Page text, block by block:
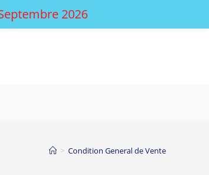
> Condition General de Vente
2026